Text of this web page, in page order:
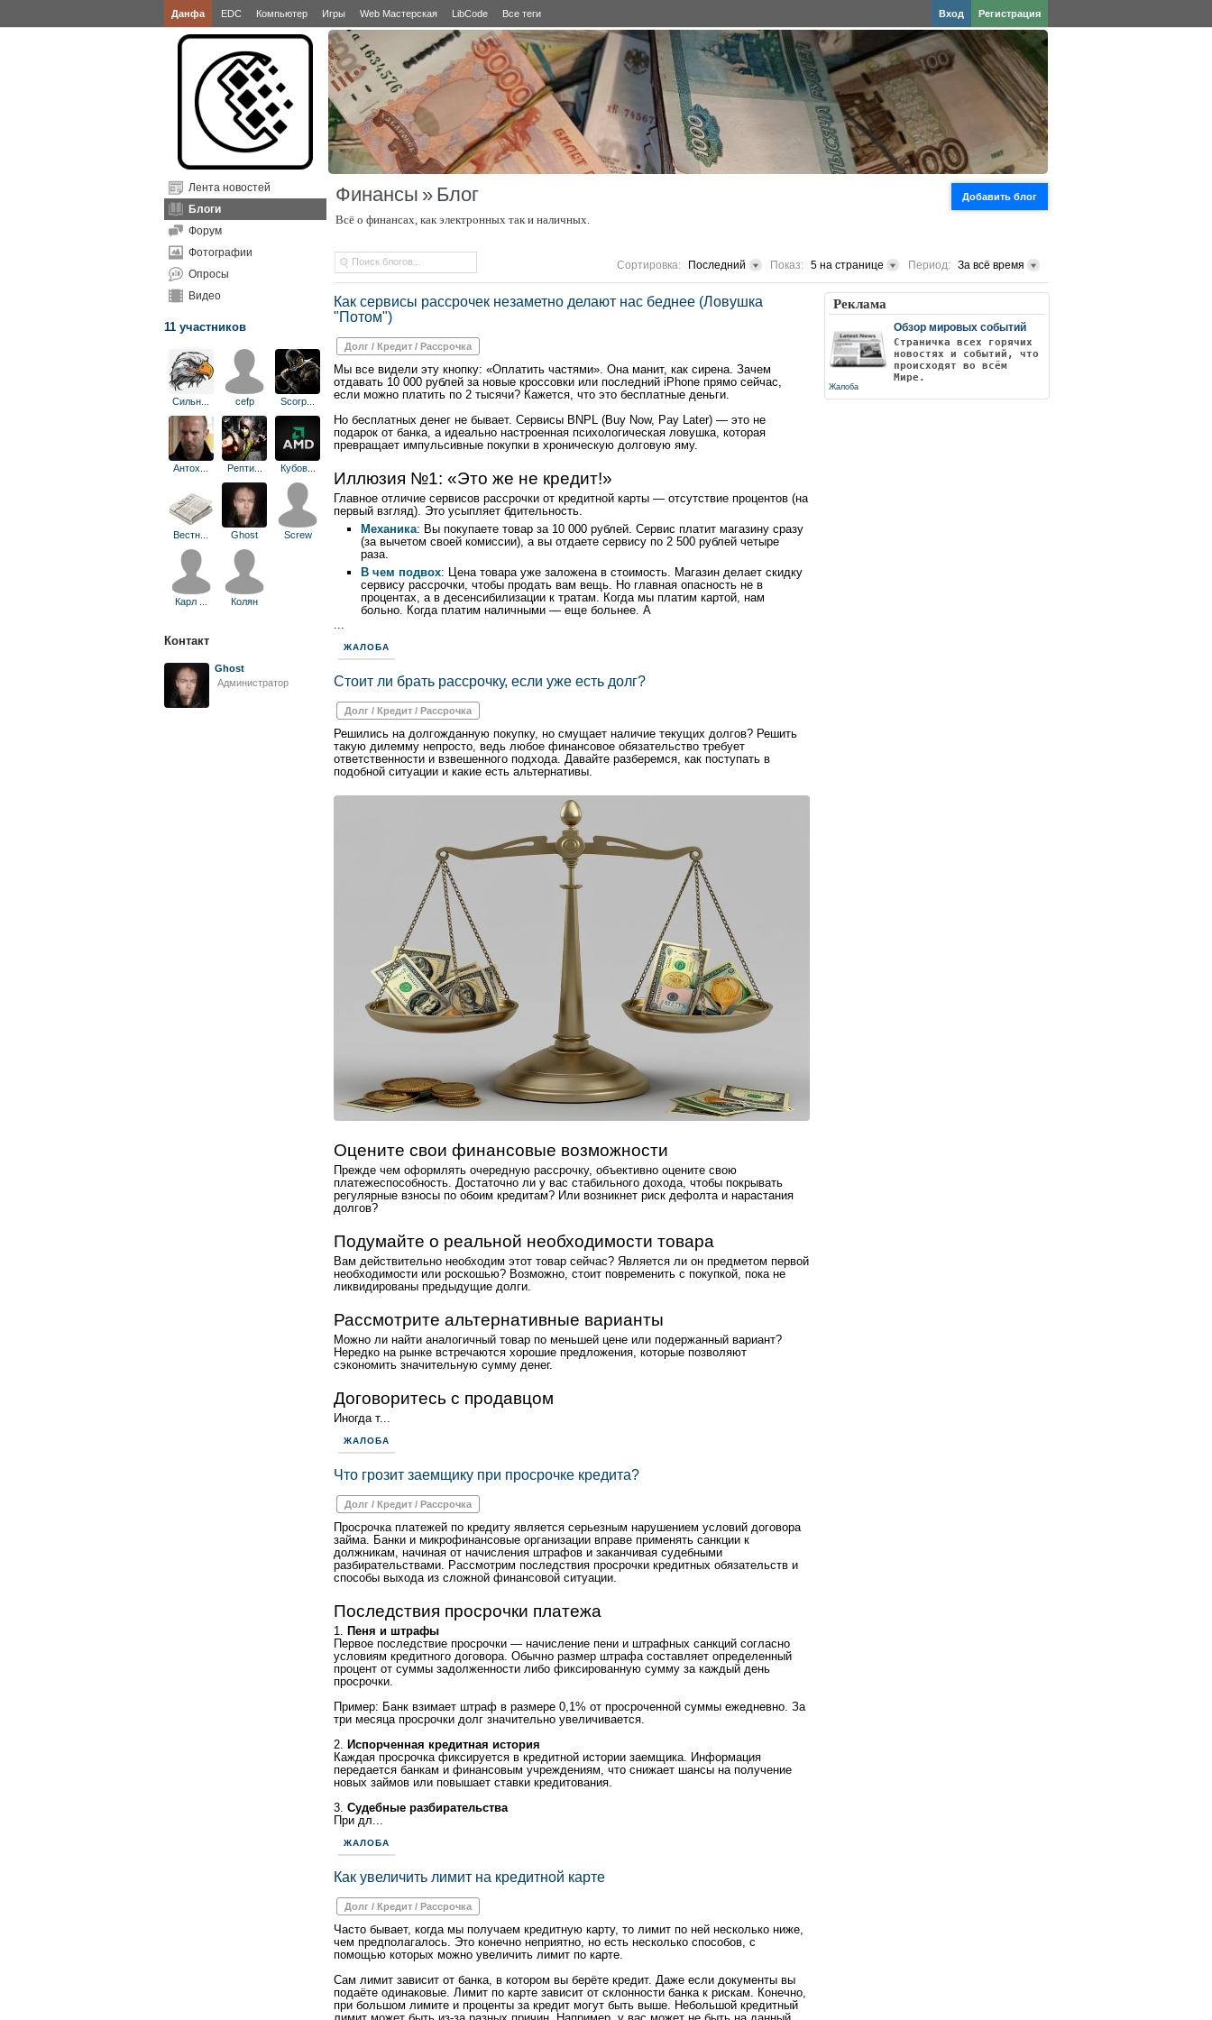
Данфа EDC Компьютер Игры Web Мастерская LibCode Все теги Регистрация
Вход
Лента новостей
Блоги
Форум
Фотографии
Опросы
Видео
11 участников
Сильн cefp Scorp
Антох Репти... Кубов...
Вестн Ghost Screw
Карл Колян
Контакт
Ghost
Администратор
Добавить блог
Финансы » Блог
Всё о финансах, как электронных так и наличных.
Сортировка: Последний Показ: 5 на странице Период: За всё время
Как сервисы рассрочек незаметно делают нас беднее (Ловушка
"Потом")
Долг / Кредит / Рассрочка
Мы все видели эту кнопку: «Оплатить частями». Она манит, как сирена. Зачем
отдавать 10 000 рублей за новые кроссовки или последний iPhone прямо сейчас,
если можно платить по 2 тысячи? Кажется, что это бесплатные деньги.
Но бесплатных денег не бывает. Сервисы BNPL (Buy Now, Pay Later) — это не
подарок от банка, а идеально настроенная психологическая ловушка, которая
превращает импульсивные покупки в хроническую долговую яму.
Иллюзия №1: «Это же не кредит!»
Главное отличие сервисов рассрочки от кредитной карты — отсутствие процентов (на
первый взгляд). Это усыпляет бдительность.
Механика: Вы покупаете товар за 10 000 рублей. Сервис платит магазину сразу
(за вычетом своей комиссии), а вы отдаете сервису по 2 500 рублей четыре
раза.
В чем подвох: Цена товара уже заложена в стоимость. Магазин делает скидку
сервису рассрочки, чтобы продать вам вещь. Но главная опасность не в
процентах, а в десенсибилизации к тратам. Когда мы платим картой, нам
больно. Когда платим наличными — еще больнее. А
...
ЖАЛОБА
Стоит ли брать рассрочку, если уже есть долг?
Долг / Кредит / Рассрочка
Решились на долгожданную покупку, но смущает наличие текущих долгов? Решить
такую дилемму непросто, ведь любое финансовое обязательство требует
ответственности и взвешенного подхода. Давайте разберемся, как поступать в
подобной ситуации и какие есть альтернативы.
Оцените свои финансовые возможности
Прежде чем оформлять очередную рассрочку, объективно оцените свою
платежеспособность. Достаточно ли у вас стабильного дохода, чтобы покрывать
регулярные взносы по обоим кредитам? Или возникнет риск дефолта и нарастания
долгов?
Подумайте о реальной необходимости товара
Вам действительно необходим этот товар сейчас? Является ли он предметом первой
необходимости или роскошью? Возможно, стоит повременить с покупкой, пока не
ликвидированы предыдущие долги.
Рассмотрите альтернативные варианты
Можно ли найти аналогичный товар по меньшей цене или подержанный вариант?
Нередко на рынке встречаются хорошие предложения, которые позволяют
сэкономить значительную сумму денег.
Договоритесь с продавцом
Иногда т...
ЖАЛОБА
Что грозит заемщику при просрочке кредита?
Долг / Кредит / Рассрочка
Просрочка платежей по кредиту является серьезным нарушением условий договора
займа. Банки и микрофинансовые организации вправе применять санкции к
должникам, начиная от начисления штрафов и заканчивая судебными
разбирательствами. Рассмотрим последствия просрочки кредитных обязательств и
способы выхода из сложной финансовой ситуации.
Последствия просрочки платежа
1.
Пеня и штрафы
Первое последствие просрочки — начисление пени и штрафных санкций согласно
условиям кредитного договора. Обычно размер штрафа составляет определенный
процент от суммы задолженности либо фиксированную сумму за каждый день
просрочки.
Пример: Банк взимает штраф в размере 0,1% от просроченной суммы ежедневно. За
три месяца просрочки долг значительно увеличивается.
2.
Испорченная кредитная история
Каждая просрочка фиксируется в кредитной истории заемщика. Информация
передается банкам и финансовым учреждениям, что снижает шансы на получение
новых займов или повышает ставки кредитования.
3. Судебные разбирательства
При дл...
ЖАЛОБА
Как увеличить лимит на кредитной карте
Долг / Кредит / Рассрочка
Часто бывает, когда мы получаем кредитную карту, то лимит по ней несколько ниже,
чем предполагалось. Это конечно неприятно, но есть несколько способов, с
помощью которых можно увеличить лимит по карте.
Сам лимит зависит от банка, в котором вы берёте кредит. Даже если документы вы
подаёте одинаковые. Лимит по карте зависит от склонности банка к рискам. Конечно,
при большом лимите и проценты за кредит могут быть выше. Небольшой кредитный
Реклама
Обзор мировых событий
Страничка всех горячих
новостях и событий, что
происходят во всём
Мире.
Жалоба